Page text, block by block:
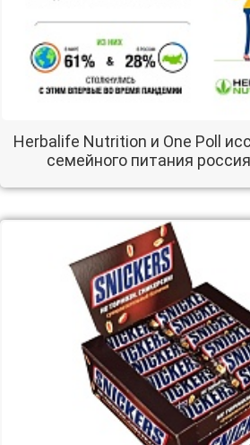
Herbalife Nutrition и One Poll
семейного питания